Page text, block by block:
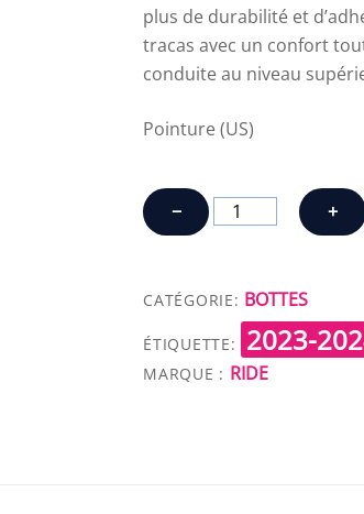
plus de durabilité et
tracas avec un confort
conduite au niveau
Pointure (US)
−
quantité
de
ROOK
BOA
+
CATÉGORIE: BOTTES
ÉTIQUETTE: 2023-
MARQUE : RIDE